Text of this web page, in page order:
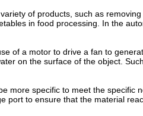
of products, such as
in food processing. In the
of a motor to drive a fan to
on the surface of the object.
more specific to meet the specific
port to ensure that the material